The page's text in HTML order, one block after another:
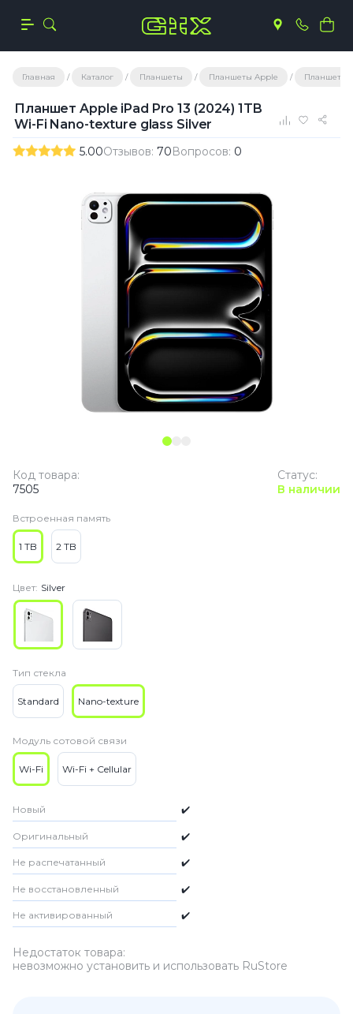
Главная Каталог Планшеты Планшеты Apple Планшеты
Планшет Apple iPad Pro 13 (2024) 1TB
Wi-Fi Nano-texture glass Silver
5.00Отзывов: 70Вопросов: 0
Статус:
В наличии
Код товара:
7505
Встроенная память
1 TB 2 TB
Цвет: Silver
Тип стекла
Standard Nano-texture
Модуль сотовой связи
Wi-Fi Wi-Fi + Cellular
Новый ✔️
Оригинальный ✔️
Не распечатанный ✔️
Не восстановленный ✔️
Не активированный ✔️
Недостаток товара:
невозможно установить и использовать RuStore